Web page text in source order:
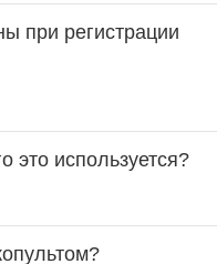
при регистрации
это используется?